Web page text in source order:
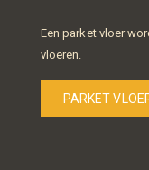
Een parket vloer
vloeren.
PARKET